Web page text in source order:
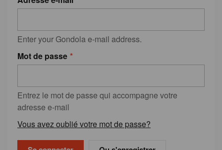
Enter your Gondola e-mail address.
Mot de passe
Entrez le mot de passe qui accompagne votre
adresse e-mail
Vous avez oublié votre mot de passe?